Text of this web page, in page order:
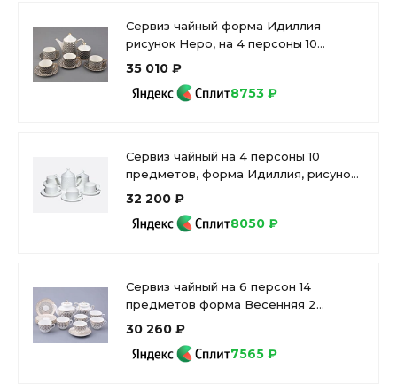
Сервиз чайный форма Идиллия
рисунок Неро, на 4 персоны 10
предметов, арт. 81.32140.00.1
35 010 ₽
8753 ₽
Сервиз чайный на 4 персоны 10
предметов, форма Идиллия, рисунок
Жемчужная сетка, в упаковке, арт.
32 200 ₽
8050 ₽
Сервиз чайный на 6 персон 14
предметов форма Весенняя 2
рисунок Саламандра Грей, арт.
30 260 ₽
7565 ₽